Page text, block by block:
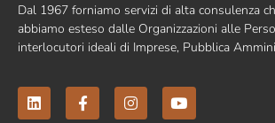
Dal 1967 forniamo servizi di alta consulenza
abbiamo esteso dalle Organizzazioni alle
interlocutori ideali di Imprese, Pubblica